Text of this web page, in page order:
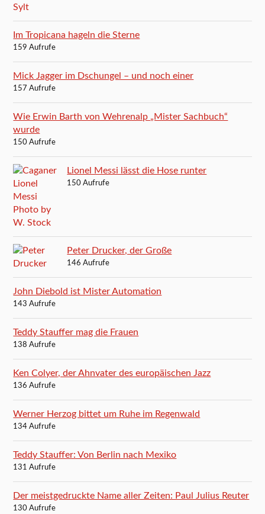
Im Tropicana hageln die Sterne
159 Aufrufe
Mick Jagger im Dschungel – und noch einer
157 Aufrufe
Wie Erwin Barth von Wehrenalp „Mister Sachbuch“
wurde
150 Aufrufe
Lionel Messi lässt die Hose runter
150 Aufrufe
Peter Drucker, der Große
146 Aufrufe
John Diebold ist Mister Automation
143 Aufrufe
Teddy Stauffer mag die Frauen
138 Aufrufe
Ken Colyer, der Ahnvater des europäischen Jazz
136 Aufrufe
Werner Herzog bittet um Ruhe im Regenwald
134 Aufrufe
Teddy Stauffer: Von Berlin nach Mexiko
131 Aufrufe
Der meistgedruckte Name aller Zeiten: Paul Julius Reuter
130 Aufrufe